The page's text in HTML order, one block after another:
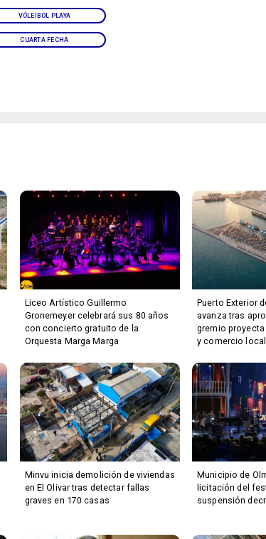
VÓLEIBOL PLAYA
CUARTA FECHA
Liceo Artístico Guillermo
Gronemeyer celebrará sus 80 años
con concierto gratuito de la
Orquesta Marga Marga
Puerto Exterior
avanza tras
gremio
y comercio local
Minvu inicia demolición de viviendas
en El Olivar tras detectar fallas
graves en 170 casas
Municipio de
licitación del
suspensión